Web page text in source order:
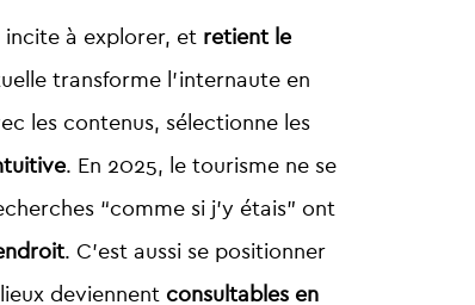
incite à explorer, et retient le
transforme l’internaute en
les contenus, sélectionne les
. En 2025, le tourisme ne se
“comme si j’y étais” ont
. C’est aussi se positionner
deviennent consultables en